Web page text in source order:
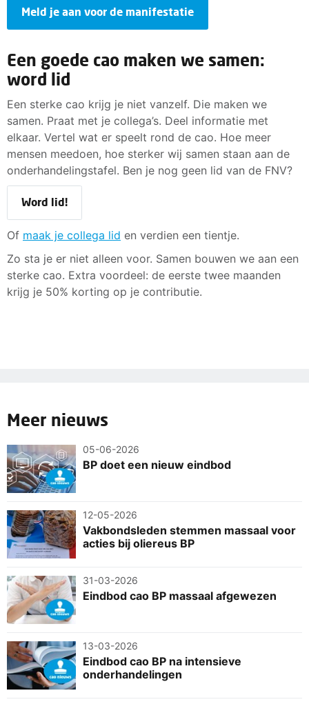
Meld je aan voor de manifestatie
Een goede cao maken we samen:
word lid
Een sterke cao krijg je niet vanzelf. Die maken we
samen. Praat met je collega’s. Deel informatie met
elkaar. Vertel wat er speelt rond de cao. Hoe meer
mensen meedoen, hoe sterker wij samen staan aan de
onderhandelingstafel. Ben je nog geen lid van de FNV?
Word lid!
Of maak je collega lid en verdien een tientje.
Zo sta je er niet alleen voor. Samen bouwen we aan een
sterke cao. Extra voordeel: de eerste twee maanden
krijg je 50% korting op je contributie.
Meer nieuws
05-06-2026
BP doet een nieuw eindbod
12-05-2026
Vakbondsleden stemmen massaal voor
acties bij oliereus BP
31-03-2026
Eindbod cao BP massaal afgewezen
13-03-2026
Eindbod cao BP na intensieve
onderhandelingen